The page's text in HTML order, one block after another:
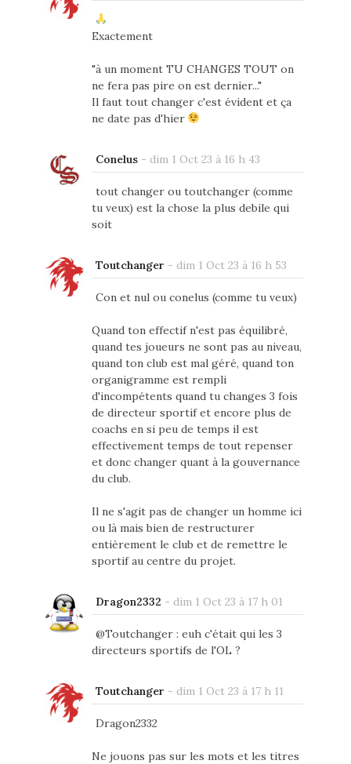
Exactement
"à un moment TU CHANGES TOUT on
ne fera pas pire on est dernier..."
Il faut tout changer c'est évident et ça
ne date pas d'hier
Conelus- dim 1 Oct 23 à 16 h 43
tout changer ou toutchanger (comme
tu veux) est la chose la plus debile qui
soit
Toutchanger - dim 1 Oct 23 à 16 h 53
Con et nul ou conelus (comme tu veux)
Quand ton effectif n'est pas équilibré,
quand tes joueurs ne sont pas au niveau,
quand ton club est mal géré, quand ton
organigramme est rempli
d'incompétents quand tu changes 3 fois
de directeur sportif et encore plus de
coachs en si peu de temps il est
effectivement temps de tout repenser
et donc changer quant à la gouvernance
du club.
Il ne s'agit pas de changer un homme ici
ou là mais bien de restructurer
entièrement le club et de remettre le
sportif au centre du projet.
Dragon2332 - dim 1 Oct 23 à 17 h 01
@Toutchanger : euh c'était qui les 3
directeurs sportifs de l'OL ?
Toutchanger - dim 1 Oct 23 à 17 h 11
Dragon2332
Ne jouons pas sur les mots et les titres